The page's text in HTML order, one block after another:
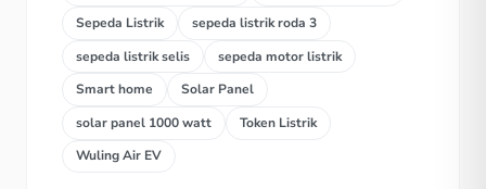
Sepeda Listrik
sepeda listrik roda 3
sepeda listrik selis
sepeda motor listrik
Smart home
Solar Panel
solar panel 1000 watt
Token Listrik
Wuling Air EV